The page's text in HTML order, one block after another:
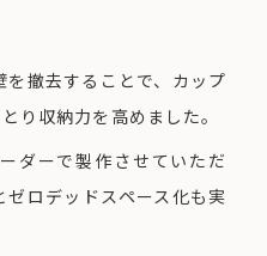
撤去することで、カップ
り収納力を高めました。
ダーで製作させていただ
ロデッドスペース化も実